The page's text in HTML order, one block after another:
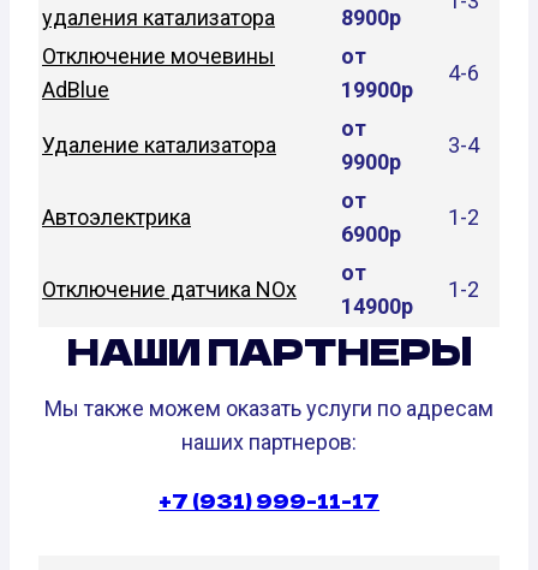
удаления катализатора
8900р
Отключение мочевины
AdBlue
от
19900р
4-6
Удаление катализатора
от
9900р
3-4
Автоэлектрика
от
6900р
1-2
Отключение датчика NOx
от
14900р
1-2
НАШИ ПАРТНЕРЫ
Мы также можем оказать услуги по адресам
наших партнеров:
+7 (931) 999-11-17